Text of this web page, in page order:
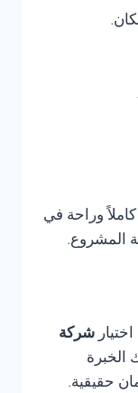
وراحة في
المشروع.
شركة
الخبرة
حقيقية.